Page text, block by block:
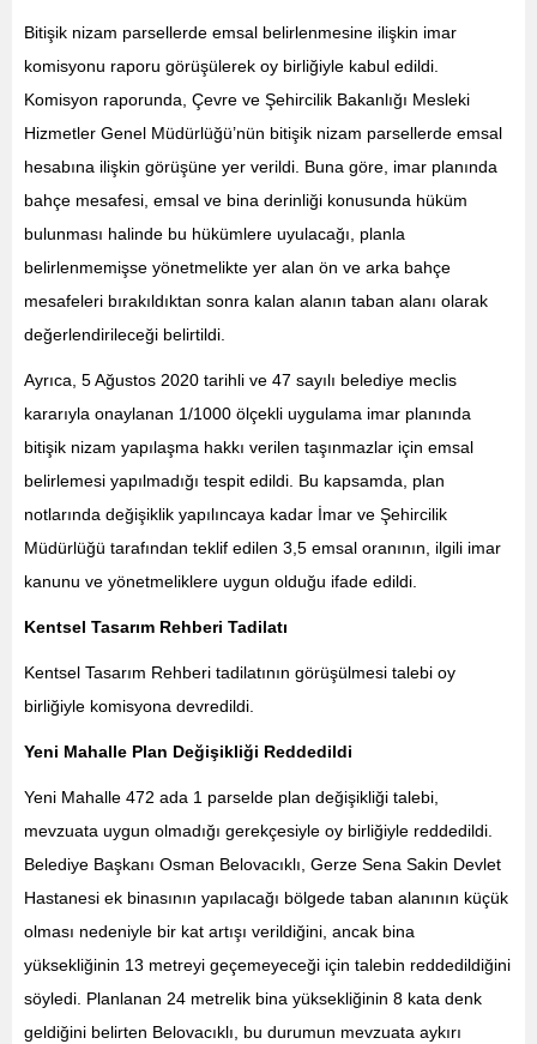
Bitişik nizam parsellerde emsal belirlenmesine ilişkin imar
komisyonu raporu görüşülerek oy birliğiyle kabul edildi.
Komisyon raporunda, Çevre ve Şehircilik Bakanlığı Mesleki
Hizmetler Genel Müdürlüğü’nün bitişik nizam parsellerde emsal
hesabına ilişkin görüşüne yer verildi. Buna göre, imar planında
bahçe mesafesi, emsal ve bina derinliği konusunda hüküm
bulunması halinde bu hükümlere uyulacağı, planla
belirlenmemişse yönetmelikte yer alan ön ve arka bahçe
mesafeleri bırakıldıktan sonra kalan alanın taban alanı olarak
değerlendirileceği belirtildi.
Ayrıca, 5 Ağustos 2020 tarihli ve 47 sayılı belediye meclis
kararıyla onaylanan 1/1000 ölçekli uygulama imar planında
bitişik nizam yapılaşma hakkı verilen taşınmazlar için emsal
belirlemesi yapılmadığı tespit edildi. Bu kapsamda, plan
notlarında değişiklik yapılıncaya kadar İmar ve Şehircilik
Müdürlüğü tarafından teklif edilen 3,5 emsal oranının, ilgili imar
kanunu ve yönetmeliklere uygun olduğu ifade edildi.
Kentsel Tasarım Rehberi Tadilatı
Kentsel Tasarım Rehberi tadilatının görüşülmesi talebi oy
birliğiyle komisyona devredildi.
Yeni Mahalle Plan Değişikliği Reddedildi
Yeni Mahalle 472 ada 1 parselde plan değişikliği talebi,
mevzuata uygun olmadığı gerekçesiyle oy birliğiyle reddedildi.
Belediye Başkanı Osman Belovacıklı, Gerze Sena Sakin Devlet
Hastanesi ek binasının yapılacağı bölgede taban alanının küçük
olması nedeniyle bir kat artışı verildiğini, ancak bina
yüksekliğinin 13 metreyi geçemeyeceği için talebin reddedildiğini
söyledi. Planlanan 24 metrelik bina yüksekliğinin 8 kata denk
geldiğini belirten Belovacıklı, bu durumun mevzuata aykırı